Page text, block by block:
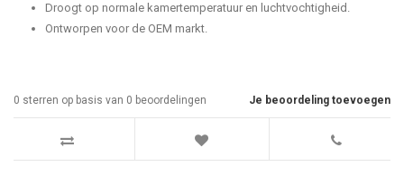
Droogt op normale kamertemperatuur en luchtvochtigheid.
Ontworpen voor de OEM markt.
Je beoordeling toevoegen
0 sterren op basis van 0 beoordelingen